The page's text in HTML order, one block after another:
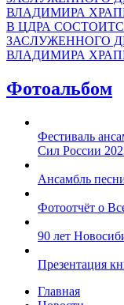
В ЦДРА
ЗАСЛУЖЕННОГО
ВЛАДИМИРА
Фотоальбом
Фестиваль
Сил России
Ансамбль
Фотоотчёт о
90 лет
Презентация
Главная